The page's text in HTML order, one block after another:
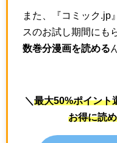
また、『コミック.jp
スのお試し期間にも
数巻分漫画を読める
＼ 最大50%ポイント
お得に読